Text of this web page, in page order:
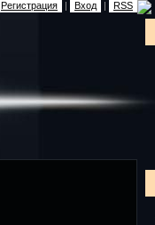
Регистрация | Вход | RSS